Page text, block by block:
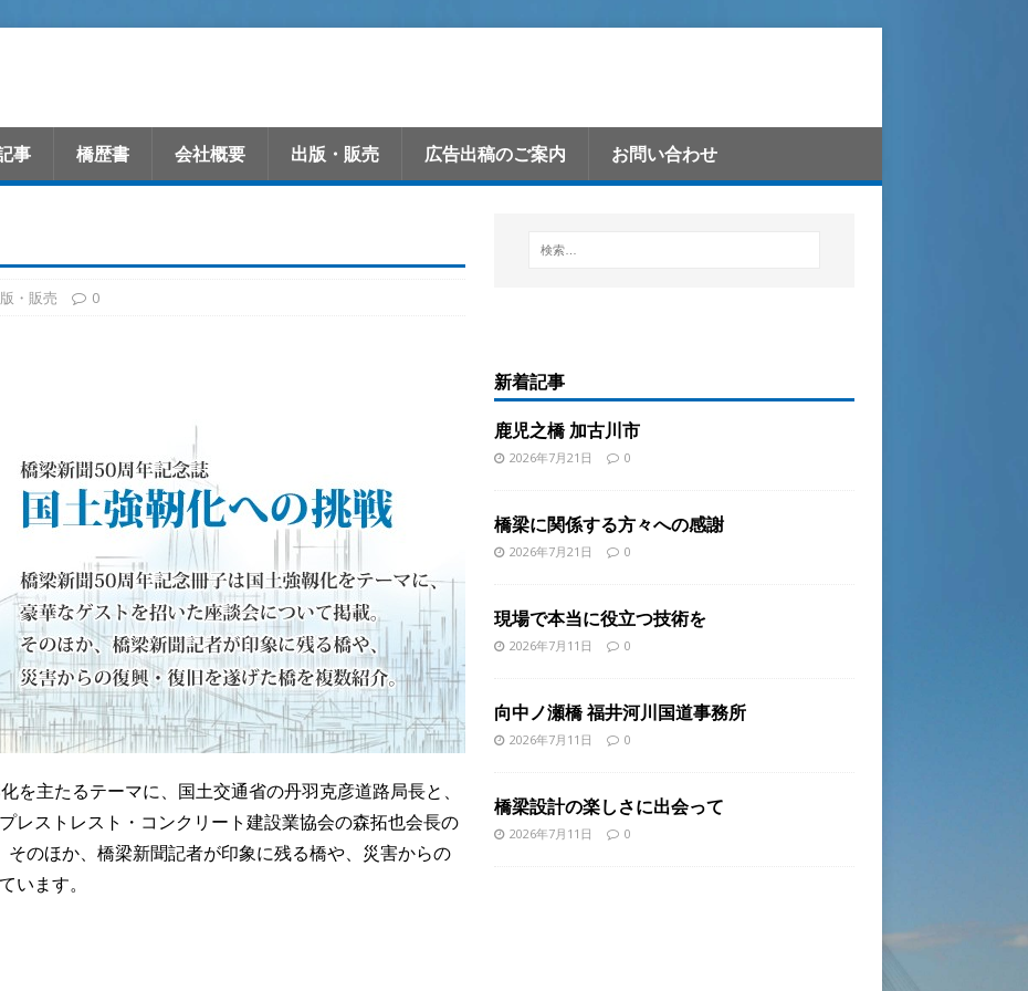
事 橋歴書 会社概要 出版・販売 広告出稿のご案内 お問い合わせ
・販売 0
を主たるテーマに、国土交通省の丹羽克彦道路局長と、
レストレスト・コンクリート建設業協会の森拓也会長の
のほか、橋梁新聞記者が印象に残る橋や、災害からの
います。
新着記事
鹿児之橋 加古川市
2026年7月21日 0
橋梁に関係する方々への感謝
2026年7月21日 0
現場で本当に役立つ技術を
2026年7月11日 0
向中ノ瀬橋 福井河川国道事務所
2026年7月11日 0
橋梁設計の楽しさに出会って
2026年7月11日 0